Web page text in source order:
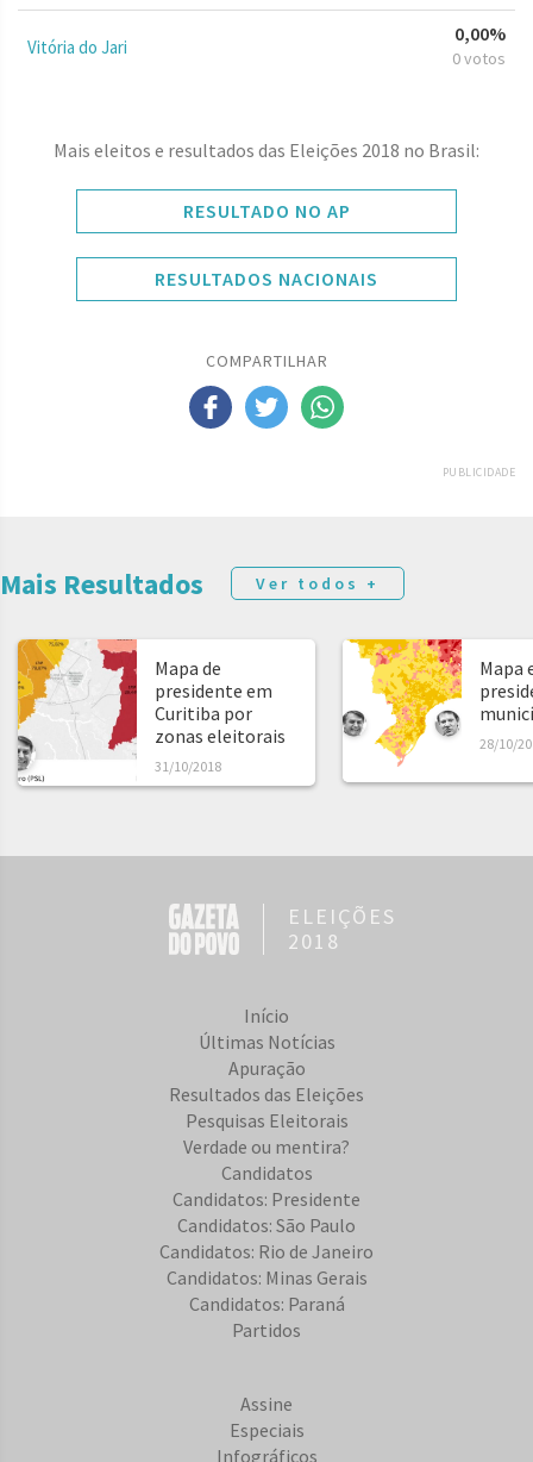
Vitória do Jari
0,00%
0 votos
Mais eleitos e resultados das Eleições 2018 no Brasil:
RESULTADO NO AP
RESULTADOS NACIONAIS
COMPARTILHAR
PUBLICIDADE
Mais Resultados Ver todos +
Mapa de
presidente em
Curitiba por
zonas eleitorais
31/10/2018
Mapa
28/10/
ELEIÇÕES
2018
Início
Últimas Notícias
Apuração
Resultados das Eleições
Pesquisas Eleitorais
Verdade ou mentira?
Candidatos
Candidatos: Presidente
Candidatos: São Paulo
Candidatos: Rio de Janeiro
Candidatos: Minas Gerais
Candidatos: Paraná
Partidos
Assine
Especiais
Infográficos